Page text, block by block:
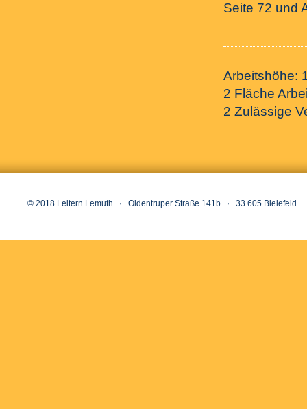
Seite 72 und
Arbeitshöhe:
2 Fläche
2 Zulässige
© 2018 Leitern Lemuth · Oldentruper Straße 141b · 33 605 Bielefeld